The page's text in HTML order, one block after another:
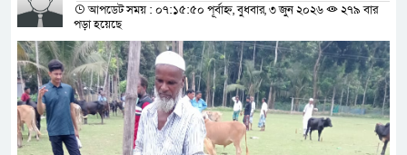
আপডেট সময় : ০৭:১৫:৫০ পূর্বাহ্ন, বুধবার, ৩ জুন ২০২৬
২৭৯ বার
পড়া হয়েছে